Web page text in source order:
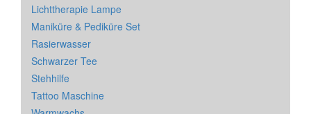
Lichttherapie Lampe
Maniküre & Pediküre Set
Rasierwasser
Schwarzer Tee
Stehhilfe
Tattoo Maschine